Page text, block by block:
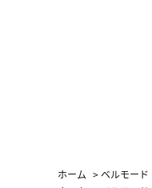
ホーム >ベルモード